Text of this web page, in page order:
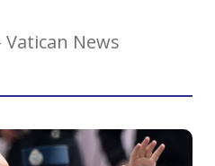
Vatican News